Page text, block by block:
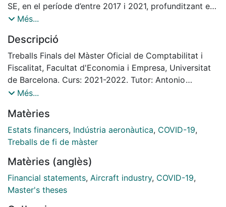
SE, en el període d’entre 2017 i 2021, profunditzant en
l’afectació que ha tingut en aquests la pandèmia de
una anàlisi qualitativa per conèixer a fons l’empresa i el
sector, una anàlisi quantitativa en el que s’hi ha inclòs
una anàlisi patrimonial, una de financera i una
d’econòmica. Finalment, s’ha dut a terme una
comparació amb la competidora Boeing, en què s’han
aquest estudi s’ha trobat que Airbus ha superat de
forma satisfactòria les dificultats de la pandèmia, que
el model de negoci dels productes aeroespacials té
habituals d’anàlisi d’empreses no siguin vàlids pel
sector i que la situació d’Airbus és més prometedora
que la de Boeing, creant una oportunitat d’arbitratge al
Més...
Descripció
Treballs Finals del Màster Oficial de Comptabilitat i
Fiscalitat, Facultat d'Economia i Empresa, Universitat
de Barcelona. Curs: 2021-2022. Tutor: Antonio
Somoza López
Més...
Matèries
Estats financers, Indústria aeronàutica, COVID-19,
Treballs de fi de màster
Matèries (anglès)
Financial statements, Aircraft industry, COVID-19,
Master's theses